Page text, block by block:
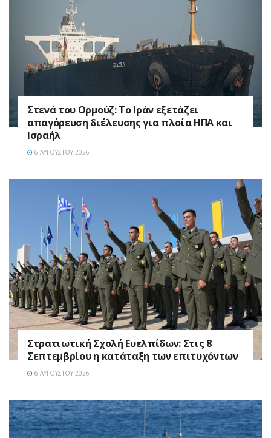
Στενά του Ορμούζ: Το Ιράν εξετάζει
απαγόρευση διέλευσης για πλοία ΗΠΑ και
Ισραήλ
6 ΑΥΓΟΎΣΤΟΥ 2026
Στρατιωτική Σχολή Ευελπίδων: Στις 8
Σεπτεμβρίου η κατάταξη των επιτυχόντων
6 ΑΥΓΟΎΣΤΟΥ 2026